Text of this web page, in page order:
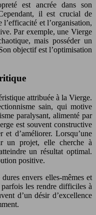
est ancrée dans son
il est crucial de
et l’organisation,
Par exemple, une Vierge
mais posséder un
objectif est l’optimisation
attribuée à la Vierge.
sain, qui motive
paralysant, alimenté par
est souvent constructive
d’améliorer. Lorsqu’une
un projet, elle cherche à
un résultat optimal.
positive.
envers elles-mêmes et
les rendre difficiles à
d’un désir d’excellence